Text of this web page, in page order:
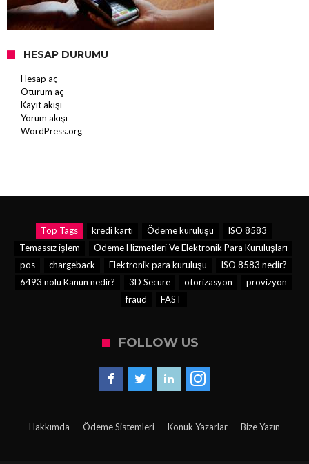
HESAP DURUMU
Hesap aç
Oturum aç
Kayıt akışı
Yorum akışı
WordPress.org
Top Tags kredi kartı Ödeme kuruluşu
ISO 8583
Temassız işlem
Ödeme Hizmetleri Ve Elektronik Para Kuruluşları
pos
chargeback Elektronik para kuruluşu
ISO 8583 nedir?
6493 nolu Kanun nedir?
3D Secure otorizasyon
provizyon
fraud
FAST
FOLLOW US
Hakkımda Ödeme Sistemleri Konuk Yazarlar Bize Yazın